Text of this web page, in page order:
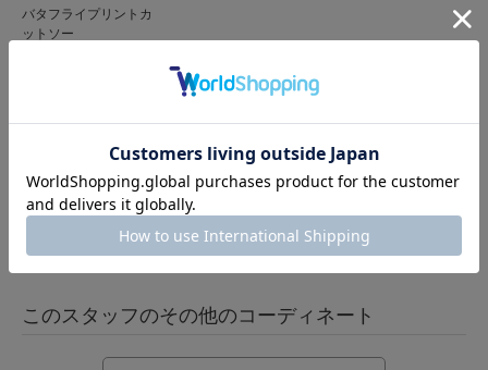
バタフライプリントカ
ットソー
KEYWORD
L’EQUIPE レキップ 春
このスタッフのその他のコーディネート